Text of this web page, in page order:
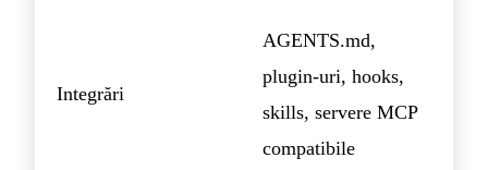
Integrări
AGENTS.md,
plugin-uri, hooks,
skills, servere MCP
compatibile